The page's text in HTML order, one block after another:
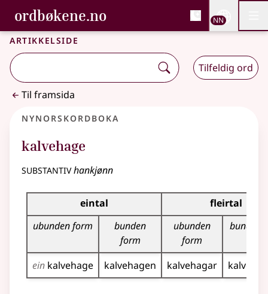
Gå til hovudinnhald
Tilgjenge
ordbøkene.no, Bokmålsordboka og
Bokmålsordboka og Nynorskordboka
NN
Artikkelside
Tilfeldig ord
Til framsida
Nynorskordboka
kalvehage
substantivhankjønn
Bøyningstabell for dette substantivet
eintal
fleirtal
ubunden form
bunden
form
ubunden
form
bunden
ein kalvehage kalvehagen kalvehagar